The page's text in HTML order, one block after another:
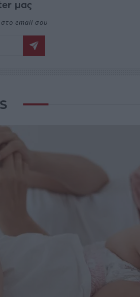
μας
στο email σου